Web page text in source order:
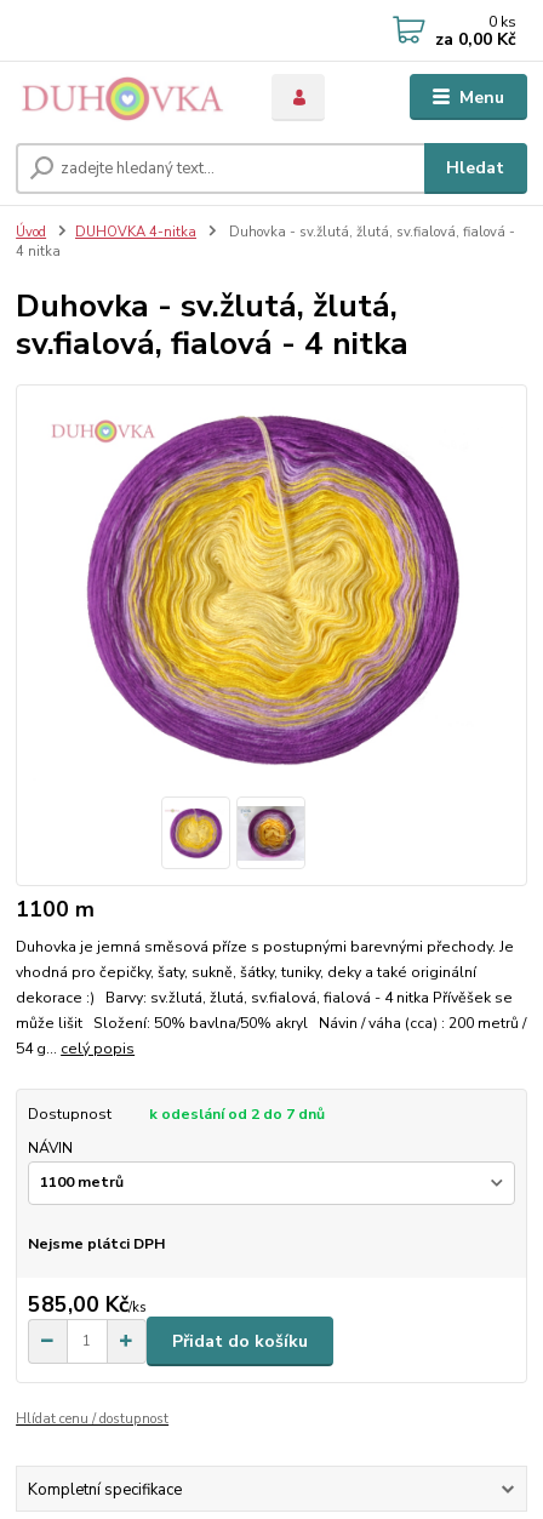
Menu
Hledat
0 ks
za 0,00 Kč
Úvod DUHOVKA 4-nitka
Duhovka - sv.žlutá, žlutá, sv.fialová, fialová -
4 nitka
Duhovka - sv.žlutá, žlutá,
sv.fialová, fialová - 4 nitka
1100 m
Duhovka je jemná směsová příze s postupnými barevnými přechody. Je
vhodná pro čepičky, šaty, sukně, šátky, tuniky, deky a také originální
dekorace :) Barvy: sv.žlutá, žlutá, sv.fialová, fialová - 4 nitka Přívěšek se
může lišit Složení: 50% bavlna/50% akryl Návin / váha (cca) : 200 metrů /
54 g... celý popis
Dostupnost
k odeslání od 2 do 7 dnů
NÁVIN
Nejsme plátci DPH
585,00 Kč/ks
Přidat do košíku
Hlídat cenu / dostupnost
Kompletní specifikace